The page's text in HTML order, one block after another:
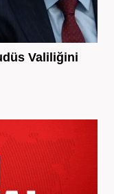
Valiliğini